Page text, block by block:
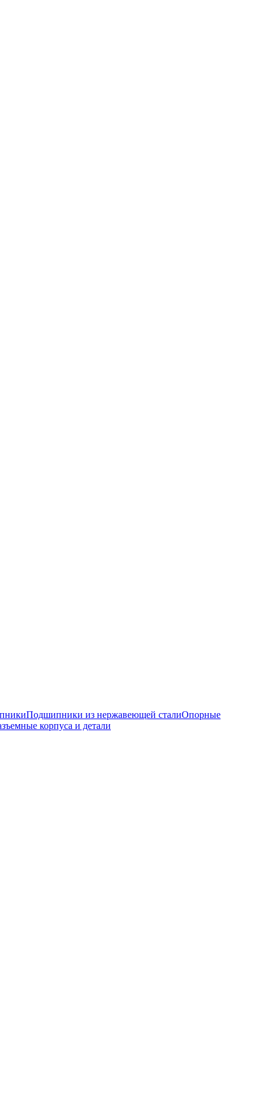
Подшипники из нержавеющей сталиОпорные
корпуса и детали